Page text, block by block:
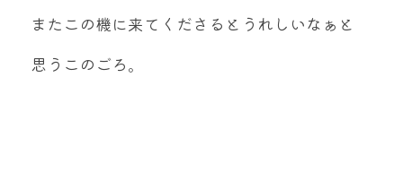
またこの機に来てくださるとうれしいなぁと
思うこのごろ。